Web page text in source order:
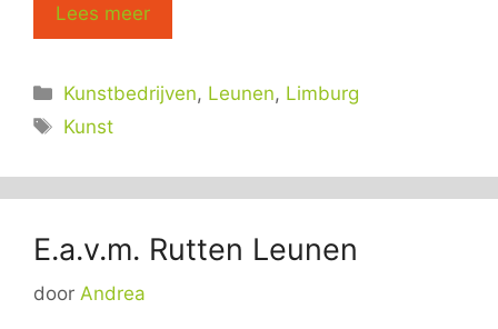
Lees meer
Categorieën
Kunstbedrijven, Leunen, Limburg
Tags
Kunst
E.a.v.m. Rutten Leunen
door Andrea